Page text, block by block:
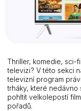
Thriller, komedie, sci-
televizi? V této sekci
televizní program
trháky, které nedávno
pohltit velkolepostí
pořadů.